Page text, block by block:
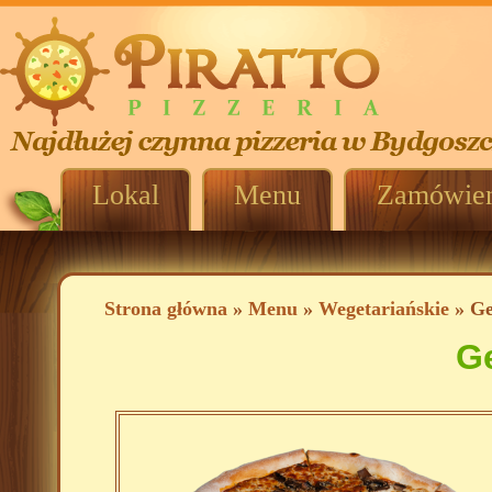
Lokal Menu
Strona główna » Menu » Wegetariańskie »